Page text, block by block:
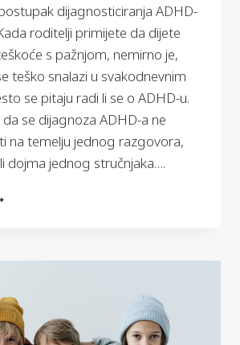
dijagnosticiranja ADHD-
roditelji primijete da dijete
s pažnjom, nemirno je,
teško snalazi u svakodnevnim
se pitaju radi li se o ADHD-u.
se dijagnoza ADHD-a ne
na temelju jednog razgovora,
dojma jednog stručnjaka….